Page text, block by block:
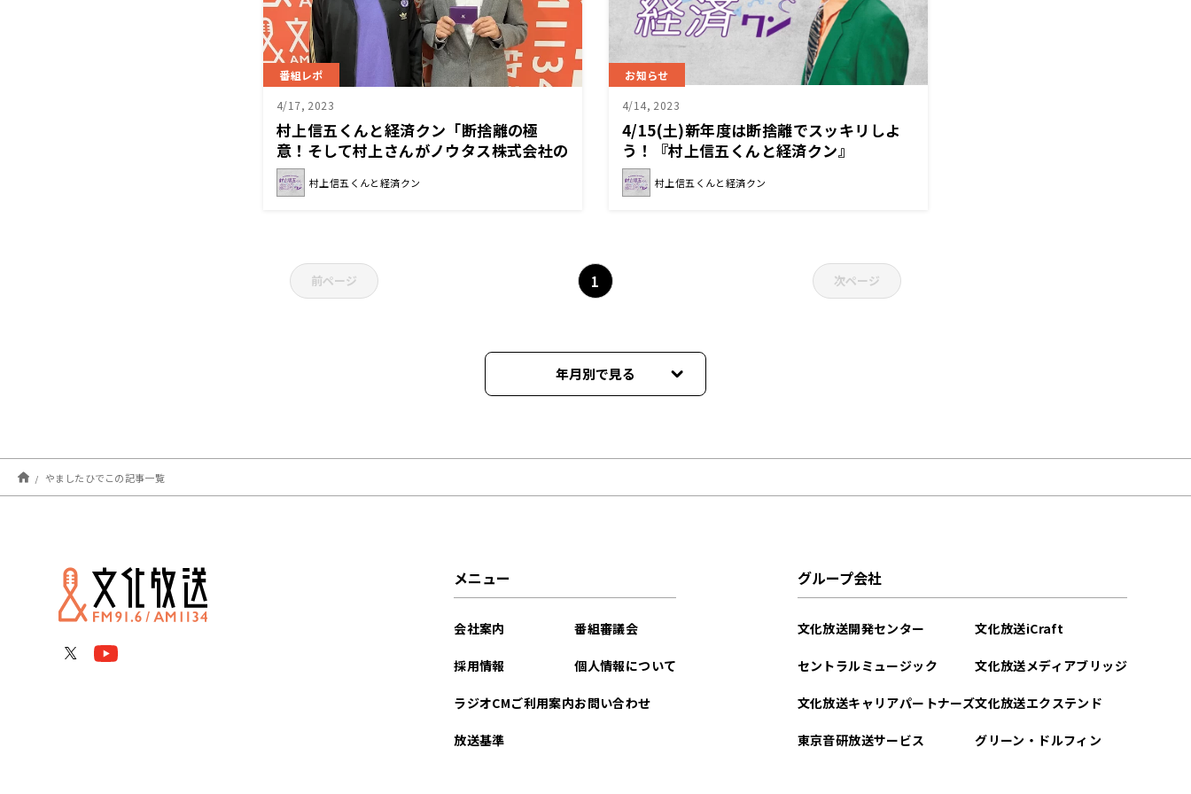
番組レポ
4/17, 2023
村上信五くんと経済クン「断捨離の極
意！そして村上さんがノウタス株式会社の
事業開発担当（非常勤）に就任！」
村上信五くんと経済クン
お知らせ
4/14, 2023
4/15(土)新年度は断捨離でスッキリしよ
う！『村上信五くんと経済クン』
村上信五くんと経済クン
前ページ 1 次ページ
年月別で見る
やましたひでこの記事一覧
メニュー
会社案内
採用情報
ラジオCMご利用案内
放送基準
番組審議会
個人情報について
お問い合わせ
グループ会社
文化放送開発センター
セントラルミュージック
文化放送キャリアパートナーズ
東京音研放送サービス
文化放送iCraft
文化放送メディアブリッジ
文化放送エクステンド
グリーン・ドルフィン